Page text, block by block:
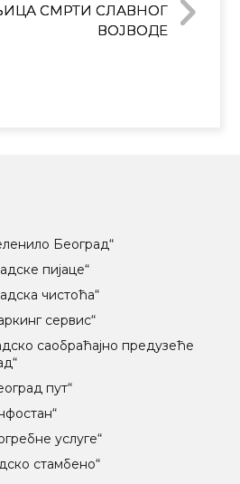
СМРТИ СЛАВНОГ
ВОЈВОДЕ
Београд“
пијаце“
чистоћа“
сервис“
саобраћајно предузеће
пут“
услуге“
стамбено“